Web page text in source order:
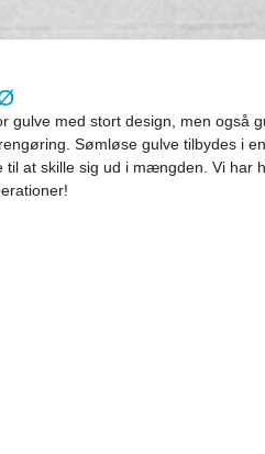
gulve med stort design, men også
Sømløse gulve tilbydes i
at skille sig ud i mængden. Vi har